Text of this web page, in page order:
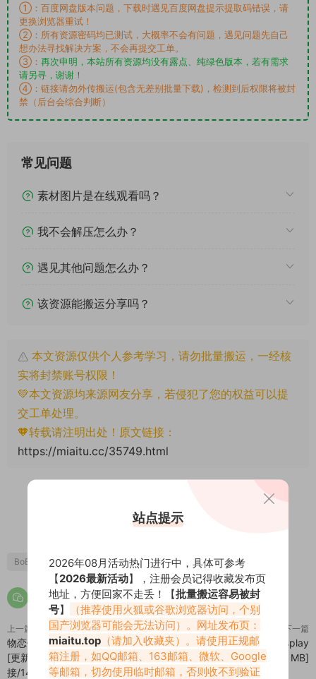
①：百度网盘版本问题，下载时遇见百度网盘提示提取码错误，请
更换浏览器重试！
②：所有资源密码均已测试，大概率不会有问题，遇见问题先自己
想办法寻找解决方案，不会再提交工单。
③： 再次申明，本站所有资源均没有露点、纯绿色版本，若有需求
请另寻，谢谢！
④：链接请勿外传搬运(包含无差别批量下载)，检测到后权限将被封
禁（后台会综合判断）
常见问题
素材图片是在线观看吗？
我不会解压怎么办？
遇见其他问题怎么办？
该资源能搬运分享吗？
本文资源仅供个人参考学习，请勿批量搬运，一经核
实将封禁账号权限！
💚本文资源均来源网友分享，若侵犯了您的权益可以提
交工单处理。
🧡转载请注明出处！原文链接：
https://miaitu.cc/35749.html
3 0
BoBoSocks袜啵啵 袜啵啵
上一篇
物恋传媒超大真实丝足写真合集
[更新至2746期-自带更新链
接/14.5TB+]
下一篇
过期米线线喵 - 小猫女仆Cosplay
图集 [53P-298.36 MB]
站点提示
2026年08月活动热门进行中，具体可参考
【2026最新活动】，注册会员记得收藏发布页
地址，方便回家不走丢！【批量搬运容易被封
号】
（推荐使用火狐或谷歌浏览器访问，个别
国产浏览器可能会无法访问）。网址发布页：
miaitu.top （请加入收藏夹）。请使用正规邮
箱注册，如QQ邮箱、163邮箱、微软、Google
等邮箱，切勿使用临时邮箱，否则收不到验证